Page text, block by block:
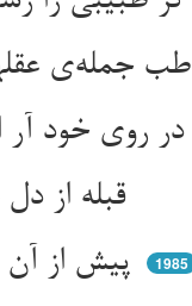
قبله از دل ساخت آمد در دعا ** لیس للانسان الا ما سعی
پیش از آن کو پاسخی بشنیده بود ** سالها اندر دعا پیچیده بود
1985